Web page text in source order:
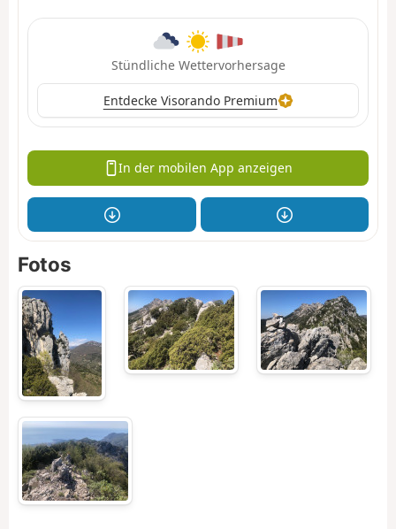
Stündliche Wettervorhersage
Entdecke Visorando Premium
In der mobilen App anzeigen
Fotos